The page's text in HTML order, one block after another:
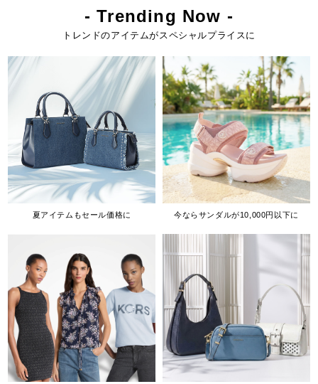
- Trending Now -
トレンドのアイテムがスペシャルプライスに
夏アイテムもセール価格に 今ならサンダルが10,000円以下に